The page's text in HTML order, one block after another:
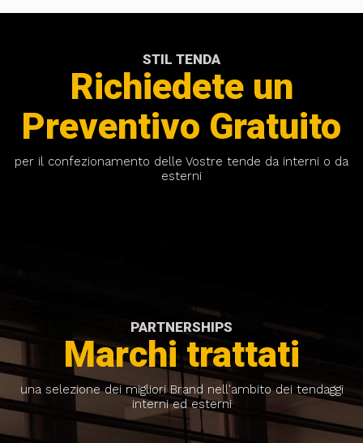
STIL TENDA
Richiedete un
Preventivo Gratuito
per il confezionamento delle Vostre tende da interni o da
esterni
PARTNERSHIPS
Marchi trattati
una selezione dei migliori Brand nell'ambito dei tendaggi
interni ed esterni